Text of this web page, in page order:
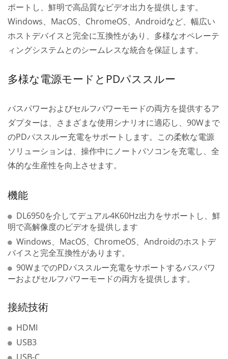
ポートし、鮮明で高品質なビデオ出力を提供します。
Windows、MacOS、ChromeOS、Androidなど、幅広い
ホストデバイスと完全に互換性があり、多様なオペレーテ
ィングシステムとのシームレスな統合を保証します。
多様な電源モードとPDパススルー
バスパワーおよびセルフパワーモードの両方を提供するア
ダプターは、さまざまな使用シナリオに適応し、90Wまで
のPDパススルー充電をサポートします。この柔軟な電源
ソリューションは、操作中にノートパソコンを充電し、全
体的な生産性を向上させます。
機能
DL6950を介してデュアル4K60Hz出力をサポートし、鮮
明で高解像度のビデオを提供します
Windows、MacOS、ChromeOS、Androidのホストデ
バイスと完全互換性があります。
90WまでのPDパススルー充電をサポートするバスパワ
ーおよびセルフパワーモードの両方を提供します。
接続技術
HDMI
USB3